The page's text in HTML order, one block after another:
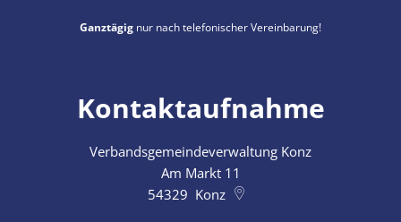
Ganztägig nur nach telefonischer Vereinbarung!
Kontaktaufnahme
Verbandsgemeindeverwaltung Konz
Am Markt 11
54329 Konz